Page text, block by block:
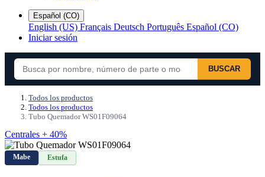
Español (CO)
English (US) Français Deutsch Português Español (CO)
Iniciar sesión
BUSCAR
Todos los productos
Todos los productos
Tubo Quemador WS01F09064
Centrales + 40%
Mabe Estufa